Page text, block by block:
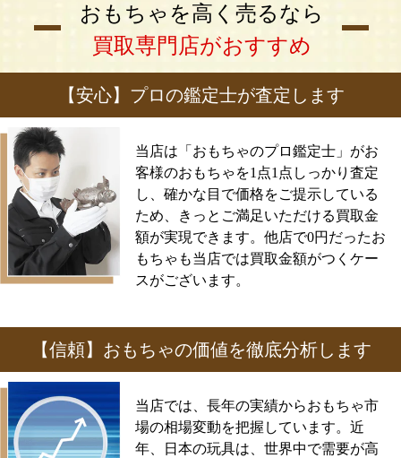
おもちゃを高く売るなら
買取専門店がおすすめ
【安心】プロの鑑定士が査定します
当店は「おもちゃのプロ鑑定士」がお
客様のおもちゃを1点1点しっかり査定
し、確かな目で価格をご提示している
ため、きっとご満足いただける買取金
額が実現できます。他店で0円だったお
もちゃも当店では買取金額がつくケー
スがございます。
【信頼】おもちゃの価値を徹底分析します
当店では、長年の実績からおもちゃ市
場の相場変動を把握しています。近
年、日本の玩具は、世界中で需要が高